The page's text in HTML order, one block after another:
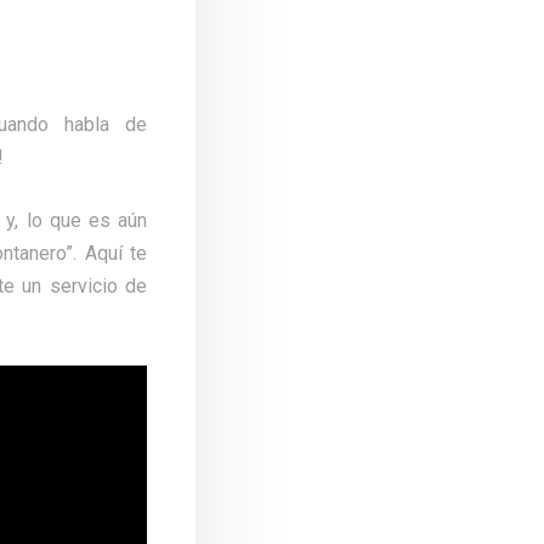
habla de
lo que es aún
Aquí te
un servicio de